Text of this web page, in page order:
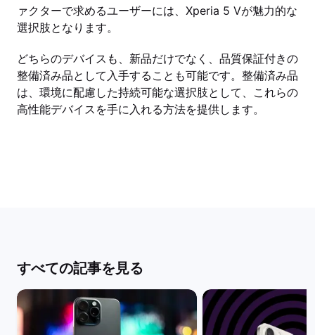
ァクターで求めるユーザーには、Xperia 5 Vが魅力的な
選択肢となります。
どちらのデバイスも、新品だけでなく、品質保証付きの
整備済み品として入手することも可能です。整備済み品
は、環境に配慮した持続可能な選択肢として、これらの
高性能デバイスを手に入れる方法を提供します。
すべての記事を見る